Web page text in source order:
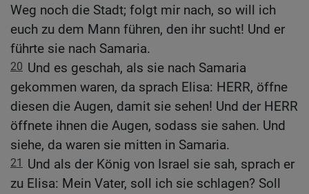
Weg noch die Stadt; folgt mir nach, so will ich
euch zu dem Mann führen, den ihr sucht! Und er
führte sie nach Samaria.
20 Und es geschah, als sie nach Samaria
gekommen waren, da sprach Elisa: HERR, öffne
diesen die Augen, damit sie sehen! Und der HERR
öffnete ihnen die Augen, sodass sie sahen. Und
siehe, da waren sie mitten in Samaria.
21
Und als der König von Israel sie sah, sprach er
zu Elisa: Mein Vater, soll ich sie schlagen? Soll